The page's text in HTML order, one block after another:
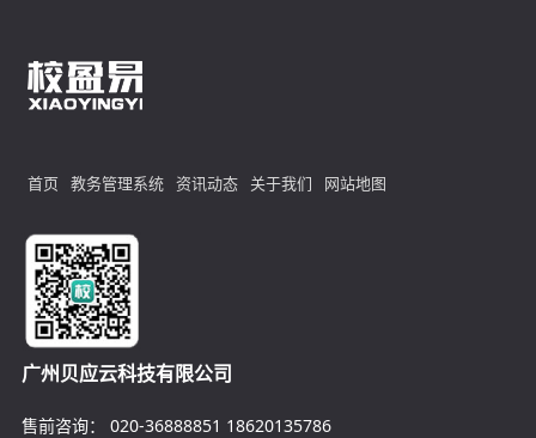
首页 教务管理系统 资讯动态 关于我们 网站地图
广州贝应云科技有限公司
售前咨询： 020-36888851 18620135786